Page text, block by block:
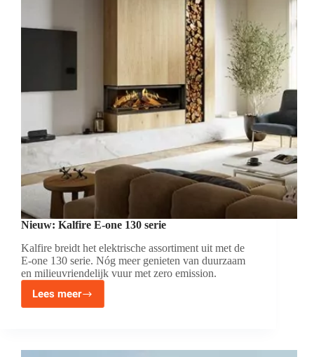
Nieuw: Kalfire E-one 130 serie
Kalfire breidt het elektrische assortiment uit met de
E-one 130 serie. Nóg meer genieten van duurzaam
en milieuvriendelijk vuur met zero emission.
Lees meer
Nieuw:
Kalfire
130